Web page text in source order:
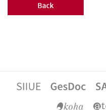
Back